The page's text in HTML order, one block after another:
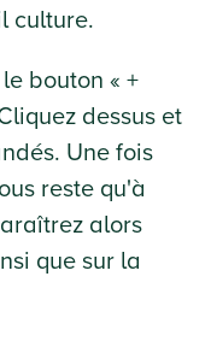
culture.
bouton « +
dessus et
Une fois
reste qu'à
alors
que sur la